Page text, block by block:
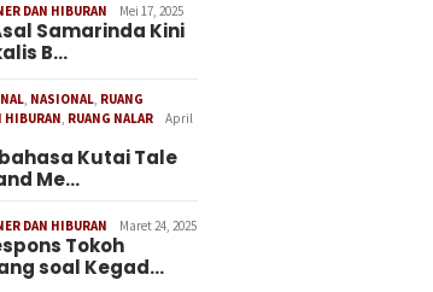
DAN HIBURAN Mei 17, 2025
Samarinda Kini
B…
NASIONAL RUANG
HIBURAN RUANG NALAR
April
Kutai Tale
Me…
DAN HIBURAN Maret 24, 2025
Tokoh
soal Kegad…